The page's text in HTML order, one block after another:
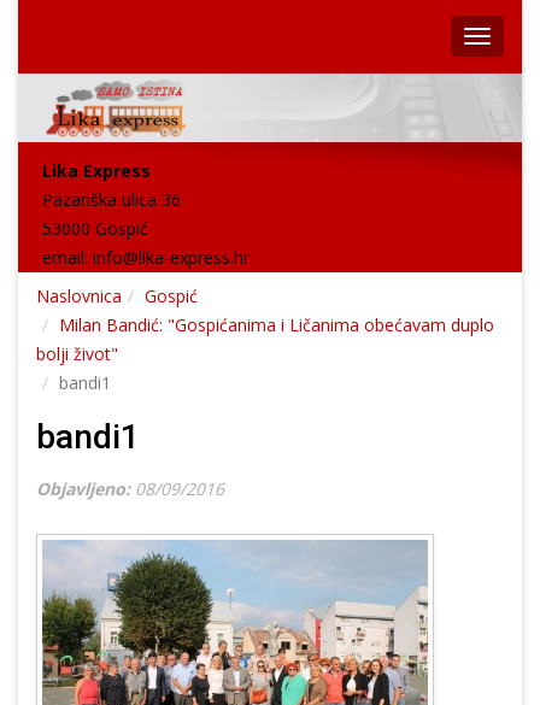
Lika Express
Pazariška ulica 36
53000 Gospić
email: info@lika-express.hr
Naslovnica
Gospić
Milan Bandić: "Gospićanima i Ličanima obećavam duplo
bolji život"
bandi1
bandi1
Objavljeno: 08/09/2016